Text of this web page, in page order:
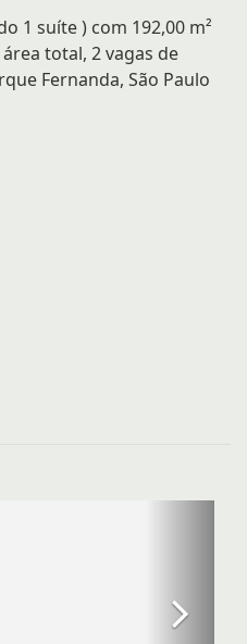
1 suíte ) com 192,00 m²
total, 2 vagas de
Fernanda, São Paulo